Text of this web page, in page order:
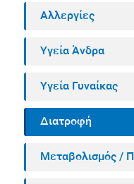
Αλλεργίες
Υγεία Άνδρα
Υγεία Γυναίκας
Διατροφή
Μεταβολισμός /